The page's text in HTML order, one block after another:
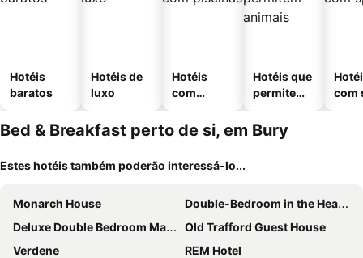
Hotéis
baratos
Hotéis de
luxo
Hotéis
com
Hotéis que
permitem
com
Bed & Breakfast perto de si, em Bury
Estes hotéis também poderão interessá-lo...
Monarch House
Double-Bedroom in the Heart of Salford Manchester Perfect for Short Stays
Deluxe Double Bedroom Manchester
Old Trafford Guest House
Verdene
REM Hotel